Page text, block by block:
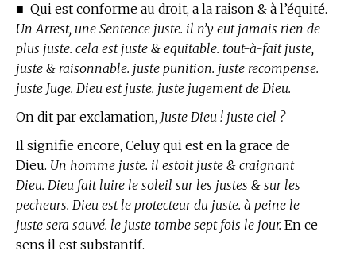
■ Qui est conforme au droit, a la raison & à l’équité.
Un Arrest, une Sentence juste. il n’y eut jamais rien de
plus juste. cela est juste & equitable. tout-à-fait juste,
juste & raisonnable. juste punition. juste recompense.
juste Juge. Dieu est juste. juste jugement de Dieu.
On dit par exclamation, Juste Dieu ! juste ciel ?
Il signifie encore, Celuy qui est en la grace de
Dieu. Un homme juste. il estoit juste & craignant
Dieu. Dieu fait luire le soleil sur les justes & sur les
pecheurs. Dieu est le protecteur du juste. à peine le
juste sera sauvé. le juste tombe sept fois le jour. En ce
sens il est substantif.